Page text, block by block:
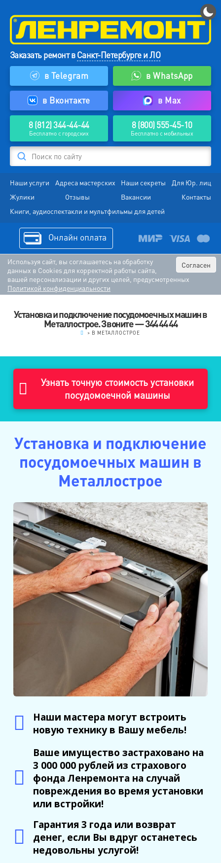
Заказать ремонт вСанкт-Петербурге и ЛО
в Telegram
в WhatsApp
в Вконтакте в Max
8 (812) 344-44-44
Бесплатно с городских
8 (800) 555-45-10
Бесплатно с мобильных
Поиск по сайту
Наши услуги Адреса мастерских Наши секреты
Для Юр. лиц
Жулики
Отзывы Вакансии
Контакты
Книги, аудиоспектакли и мультфильмы для детей
Онлайн оплата
Согласен
Используя сайт, вы соглашаетесь на обработку
данных в Cookies для корректной работы сайта,
вашей персонализации и других целей, предусмотренных
Политикой конфиденциальности
Установка и подключение посудомоечных машин в
Металлострое. Звоните — 344 44 44
> В МЕТАЛЛОСТРОЕ
Узнать точную стоимость установки
посудомоечной машины
Установка и подключение
посудомоечных машин в
Металлострое
Наши мастера могут встроить
новую технику в Вашу мебель!
Ваше имущество застраховано на
3 000 000 рублей из страхового
фонда Ленремонта на случай
повреждения во время установки
или встройки!
Гарантия 3 года или возврат
денег, если Вы вдруг останетесь
недовольны услугой!